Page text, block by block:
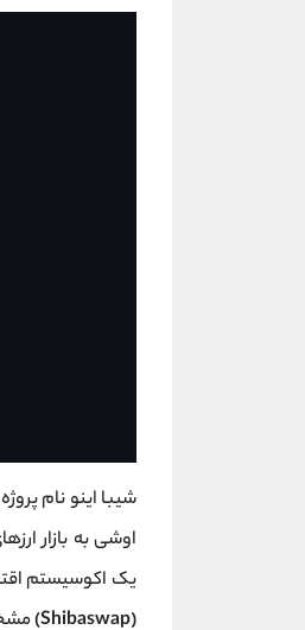
اوشی به بازار
یک اکوسیستم
(Shibaswap)